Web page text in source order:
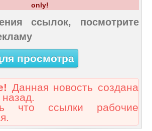
only!
ссылок, посмотрите
просмотра
Данная новость создана
что ссылки рабочие